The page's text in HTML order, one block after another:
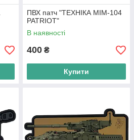
ПВХ патч "ТЕХНІКА MIM-104
PATRIOT"
В наявності
400 ₴
Купити